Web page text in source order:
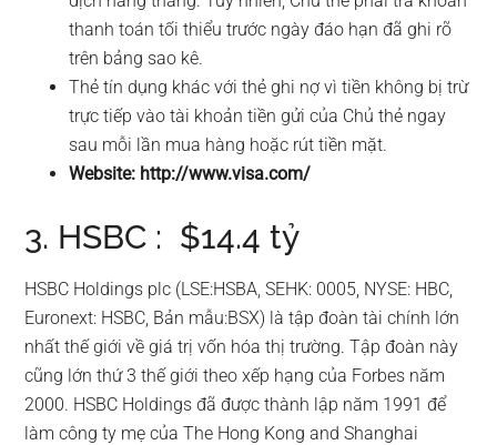
thanh toán tối thiểu trước ngày đáo hạn đã ghi rõ
trên bảng sao kê.
Thẻ tín dụng khác với thẻ ghi nợ vì tiền không bị trừ
trực tiếp vào tài khoản tiền gửi của Chủ thẻ ngay
sau mỗi lần mua hàng hoặc rút tiền mặt.
Website: http://www.visa.com/
3. HSBC : $14.4 tỷ
HSBC Holdings plc (LSE:HSBA, SEHK: 0005, NYSE: HBC,
Euronext: HSBC, Bản mẫu:BSX) là tập đoàn tài chính lớn
nhất thế giới về giá trị vốn hóa thị trường. Tập đoàn này
cũng lớn thứ 3 thế giới theo xếp hạng của Forbes năm
2000. HSBC Holdings đã được thành lập năm 1991 để
làm công ty mẹ của The Hong Kong and Shanghai